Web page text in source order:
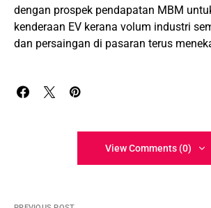
dengan prospek pendapatan MBM
kenderaan EV kerana volum industri
dan persaingan di pasaran terus
View Comments (0)